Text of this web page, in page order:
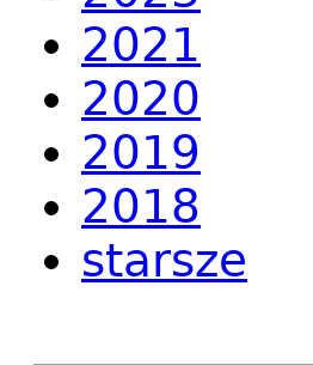
2021
2020
2019
2018
starsze